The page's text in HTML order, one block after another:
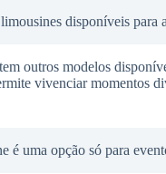
disponíveis para
outros modelos
vivenciar momentos
é uma opção só para